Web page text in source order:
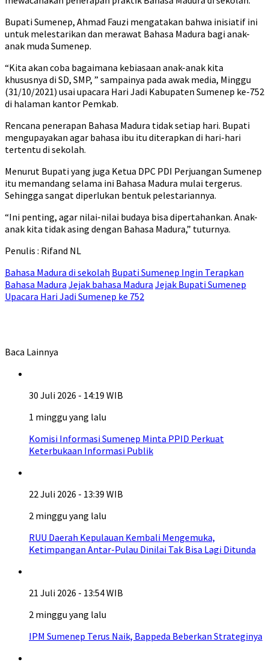
Bupati Sumenep, Ahmad Fauzi mengatakan bahwa inisiatif ini
untuk melestarikan dan merawat Bahasa Madura bagi anak-
anak muda Sumenep.
“Kita akan coba bagaimana kebiasaan anak-anak kita
khususnya di SD, SMP, ” sampainya pada awak media, Minggu
(31/10/2021) usai upacara Hari Jadi Kabupaten Sumenep ke-752
di halaman kantor Pemkab.
Rencana penerapan Bahasa Madura tidak setiap hari. Bupati
mengupayakan agar bahasa ibu itu diterapkan di hari-hari
tertentu di sekolah.
Menurut Bupati yang juga Ketua DPC PDI Perjuangan Sumenep
itu memandang selama ini Bahasa Madura mulai tergerus.
Sehingga sangat diperlukan bentuk pelestariannya.
“Ini penting, agar nilai-nilai budaya bisa dipertahankan. Anak-
anak kita tidak asing dengan Bahasa Madura,” tuturnya.
Penulis : Rifand NL
Bahasa Madura di sekolah Bupati Sumenep Ingin Terapkan
Bahasa Madura Jejak bahasa Madura Jejak Bupati Sumenep
Upacara Hari Jadi Sumenep ke 752
Baca Lainnya
30 Juli 2026 - 14:19 WIB
1 minggu yang lalu
Komisi Informasi Sumenep Minta PPID Perkuat
Keterbukaan Informasi Publik
22 Juli 2026 - 13:39 WIB
2 minggu yang lalu
RUU Daerah Kepulauan Kembali Mengemuka,
Ketimpangan Antar-Pulau Dinilai Tak Bisa Lagi Ditunda
21 Juli 2026 - 13:54 WIB
2 minggu yang lalu
IPM Sumenep Terus Naik, Bappeda Beberkan Strateginya